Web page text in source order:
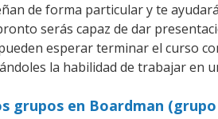
de forma particular y te
serás capaz de dar
esperar terminar el curso
la habilidad de trabajar en
grupos en Boardman